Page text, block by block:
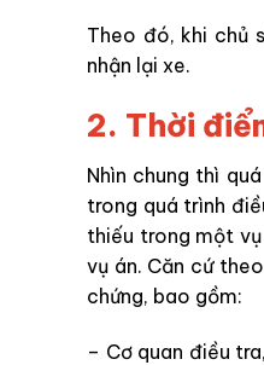
Theo đó, khi chủ
nhận lại xe.
2. Thời
Nhìn chung thì
trong quá trình
thiếu trong một
vụ án. Căn cứ
chứng, bao gồm:
– Cơ quan điều